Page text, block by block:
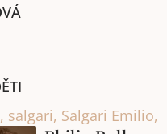
, salgari, Salgari Emilio,